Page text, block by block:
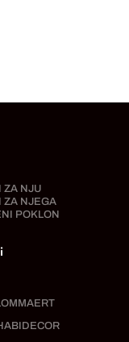
ZA NJU
ZA NJEGA
POKLON